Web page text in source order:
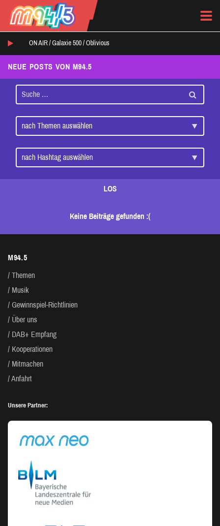
ON AIR / Galaxie 500 / Oblivious
NEUE POSTS VON M94.5
LOS
Keine Beiträge gefunden :(
M94.5
Themen
Musik
Gewinnspiel-Richtlinien
Über uns
DAB+ Empfang
Kooperationen
Mitmachen
Anfahrt
Unsere Partner: